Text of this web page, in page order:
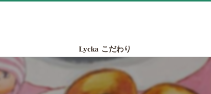
Lycka こだわり